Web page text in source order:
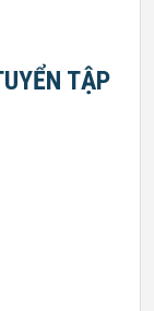
TẬP